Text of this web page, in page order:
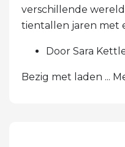
verschillende
tientallen jaren met
Door Sara
Bezig met laden ...